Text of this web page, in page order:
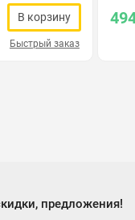
В корзину
Быстрый заказ
предложения!